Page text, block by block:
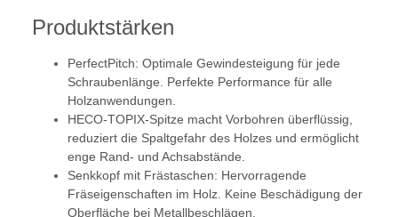
Produktstärken
PerfectPitch: Optimale Gewindesteigung für jede
Schraubenlänge. Perfekte Performance für alle
Holzanwendungen.
HECO-TOPIX-Spitze macht Vorbohren überflüssig,
reduziert die Spaltgefahr des Holzes und ermöglicht
enge Rand- und Achsabstände.
Senkkopf mit Frästaschen: Hervorragende
Fräseigenschaften im Holz. Keine Beschädigung der
Oberfläche bei Metallbeschlägen.